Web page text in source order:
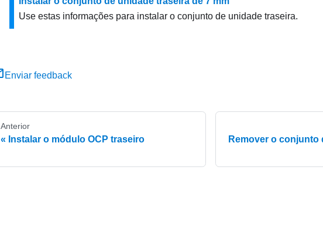
Use estas informações para instalar o conjunto de unidade traseira.
Enviar feedback
Anterior
Instalar o módulo OCP traseiro
Remover o conjunto